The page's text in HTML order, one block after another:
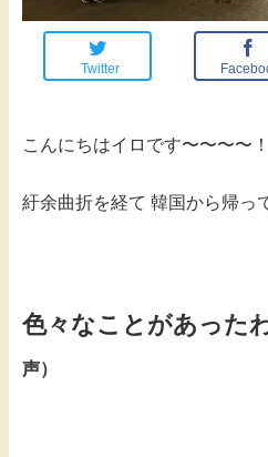
Twitter
こんにちはイロです〜〜〜〜
紆余曲折を経て 韓国から帰っ
色々なことがあった
声）